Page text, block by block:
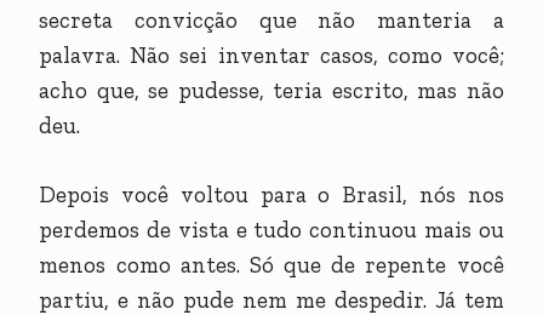
secreta convicção que não manteria a
palavra. Não sei inventar casos, como você;
acho que, se pudesse, teria escrito, mas não
deu.
Depois você voltou para o Brasil, nós nos
perdemos de vista e tudo continuou mais ou
menos como antes. Só que de repente você
partiu, e não pude nem me despedir. Já tem